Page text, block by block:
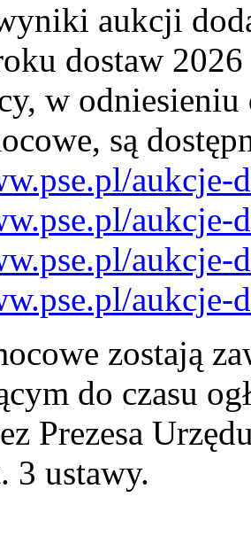
aukcji
dostaw
w odniesieniu
są
aukcje-
aukcje-
aukcje-
aukcje-
zostają
do czasu
Prezesa
3 ustawy.